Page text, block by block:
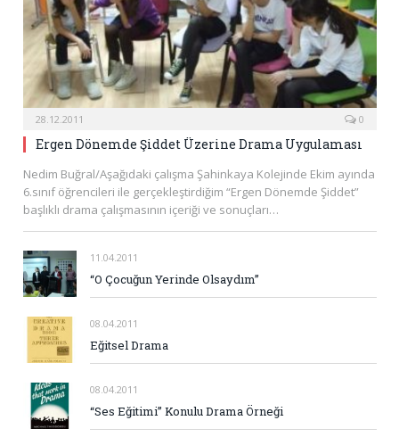
28.12.2011 0
Ergen Dönemde Şiddet Üzerine Drama Uygulaması
Nedim Buğral/Aşağıdaki çalışma Şahinkaya Kolejinde Ekim ayında
6.sınıf öğrencileri ile gerçekleştirdiğim “Ergen Dönemde Şiddet”
başlıklı drama çalışmasının içeriği ve sonuçları…
11.04.2011
“O Çocuğun Yerinde Olsaydım”
08.04.2011
Eğitsel Drama
08.04.2011
“Ses Eğitimi” Konulu Drama Örneği